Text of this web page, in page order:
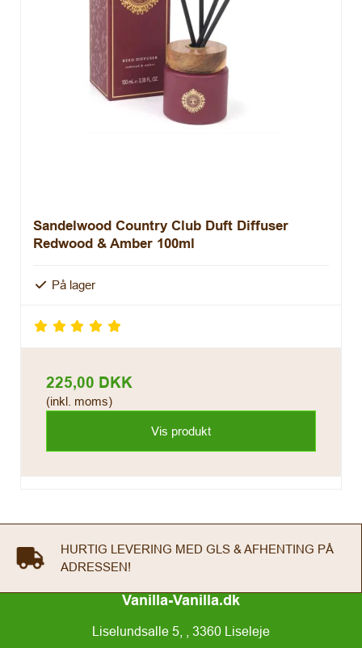
Sandelwood Country Club Duft Diffuser
Redwood & Amber 100ml
På lager
225,00 DKK
(inkl. moms)
Vis produkt
HURTIG LEVERING MED GLS & AFHENTING PÅ
ADRESSEN!
Vanilla-Vanilla.dk
Liselundsalle 5, , 3360 Liseleje